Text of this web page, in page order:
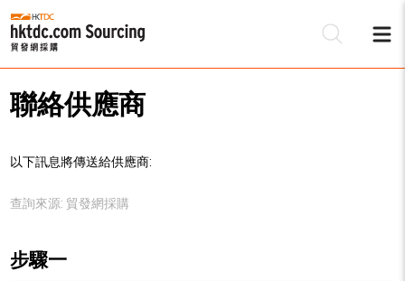
聯絡供應商
以下訊息將傳送給供應商:
查詢來源: 貿發網採購
步驟一